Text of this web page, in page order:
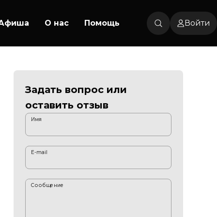
О нас Помощь Войти
Задать вопрос или
оставить отзыв
Имя
E-mail
Сообщение